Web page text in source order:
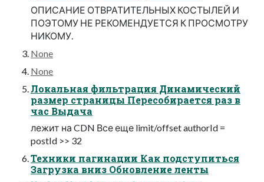
ОПИСАНИЕ ОТВРАТИТЕЛЬНЫХ КОСТЫЛЕЙ И
ПОЭТОМУ НЕ РЕКОМЕНДУЕТСЯ К ПРОСМОТРУ
НИКОМУ.
None
None
Локальная фильтрация Динамический
размер страницы Пересобирается раз в
час Выдача
лежит на CDN Все еще limit/offset authorId =
postId >> 32
Техники пагинации Как подступиться
Загрузка вниз Обновление ленты